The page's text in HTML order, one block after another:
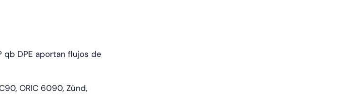
qb DPE aportan flujos de
ORIC 6090, Zünd,